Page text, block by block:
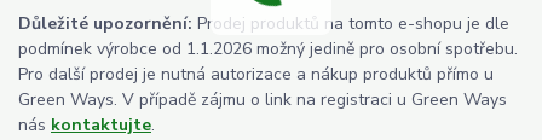
Důležité upozornění: Prodej produktů na tomto e-shopu je dle
podmínek výrobce od 1.1.2026 možný jedině pro osobní spotřebu.
Pro další prodej je nutná autorizace a nákup produktů přímo u
Green Ways. V případě zájmu o link na registraci u Green Ways
nás kontaktujte.